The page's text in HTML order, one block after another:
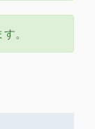
。